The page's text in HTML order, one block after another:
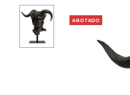
AGOTADO